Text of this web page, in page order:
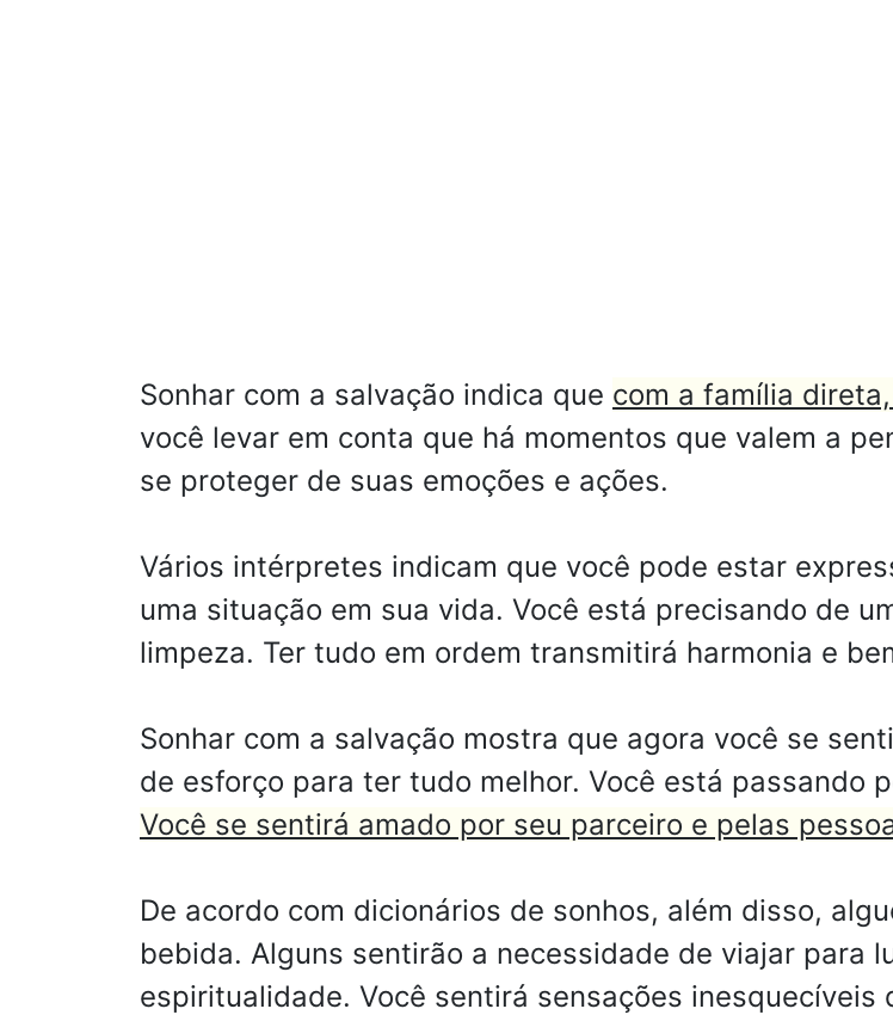
Sonhar com a salvação indica que com a família
você levar em conta que há momentos que valem a
se proteger de suas emoções e ações.
Vários intérpretes indicam que você pode estar
uma situação em sua vida. Você está precisando de
limpeza. Ter tudo em ordem transmitirá harmonia e
Sonhar com a salvação mostra que agora você se
de esforço para ter tudo melhor. Você está passando
Você se sentirá amado por seu parceiro e pelas
De acordo com dicionários de sonhos, além disso,
bebida. Alguns sentirão a necessidade de viajar para
espiritualidade. Você sentirá sensações